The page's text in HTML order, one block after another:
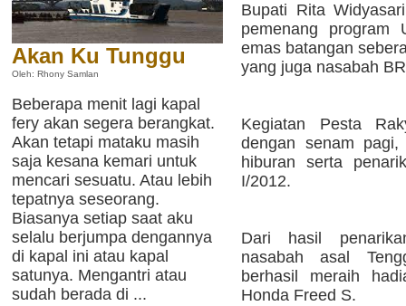
Akan Ku Tunggu
Oleh: Rhony Samlan
Beberapa menit lagi kapal
fery akan segera berangkat.
Akan tetapi mataku masih
saja kesana kemari untuk
mencari sesuatu. Atau lebih
tepatnya seseorang.
Biasanya setiap saat aku
selalu berjumpa dengannya
di kapal ini atau kapal
satunya. Mengantri atau
sudah berada di ...
Bupati Rita
pemenang program
emas batangan
yang juga nasabah
Kegiatan Pesta
dengan senam
hiburan serta
I/2012.
Dari hasil
nasabah asal
berhasil meraih
Honda Freed S.